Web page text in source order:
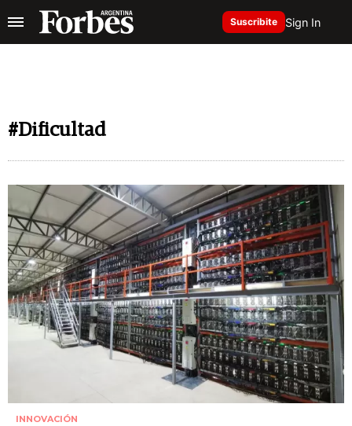
Suscribite Sign In
#Dificultad
INNOVACIÓN